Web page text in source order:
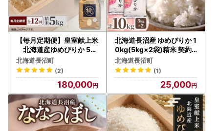
【毎月定期便】皇室献上米
北海道産ゆめぴりか 5k
g精米 美味しいお米 特Aラ
ンク コメ全12回【40729
66】
北海道長沼町
(2)
180,000
北海道長沼産 ゆめぴりか 1
0kg(5kg×2袋)精米 契約
栽培米 美味しいお米 特A
ランク 【1635420】
北海道長沼町
(1)
25,000